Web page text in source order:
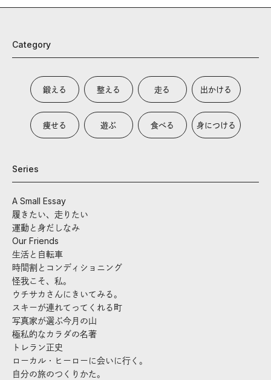
Category
鍛える 整える 走る 出かける
痩せる 遊ぶ 食べる 身につける
Series
A Small Essay
履きたい、走りたい
運動と身だしなみ
Our Friends
生活と自転車
時間割とコンディショニング
怪我こそ、私。
ウチサカさんにきいてみる。
スキーが連れてってくれる町
写真家が選ぶ今月の山
極私的なカラダの名著
トレラン正史
ローカル・ヒーローに会いに行く。
自分の旅のつくりかた。